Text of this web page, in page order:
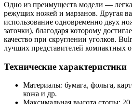
Одно из преимуществ модели —
режущих ножей и марзанов. Другая
использование одновременно двух
заточки), благодаря которому
качество при скруглении уголков.
лучших представителей компактных
Технические характеристики
Материалы: бумага, фольга,
кожа и др.